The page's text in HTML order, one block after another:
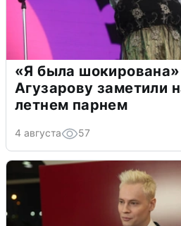
«Я была
Агузарову заметили
летнем парнем
4 августа 57